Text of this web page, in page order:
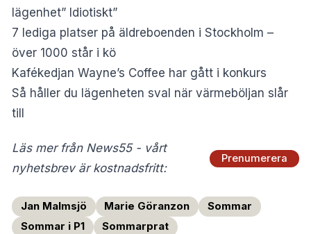
lägenhet” Idiotiskt”
7 lediga platser på äldreboenden i Stockholm –
över 1000 står i kö
Kafékedjan Wayne’s Coffee har gått i konkurs
Så håller du lägenheten sval när värmeböljan slår
till
Läs mer från News55 - vårt
nyhetsbrev är kostnadsfritt:
Prenumerera
Jan Malmsjö Marie Göranzon
Sommar
Sommar i P1
Sommarprat